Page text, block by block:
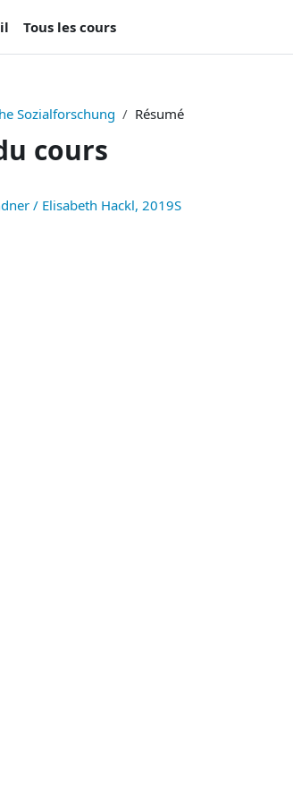
Tous les cours
Sozialforschung Résumé
cours
/ Elisabeth Hackl, 2019S